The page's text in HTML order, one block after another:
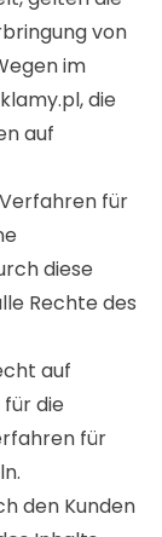
von
im
die
auf
für
diese
Rechte des
auf
die
für
den Kunden